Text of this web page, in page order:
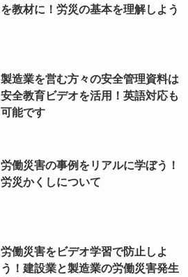
を教材に！労災の基本を理解しよう
製造業を営む方々の安全管理資料は
安全教育ビデオを活用！英語対応も
可能です
労働災害の事例をリアルに学ぼう！
労災かくしについて
労働災害をビデオ学習で防止しよ
う！建設業と製造業の労働災害発生